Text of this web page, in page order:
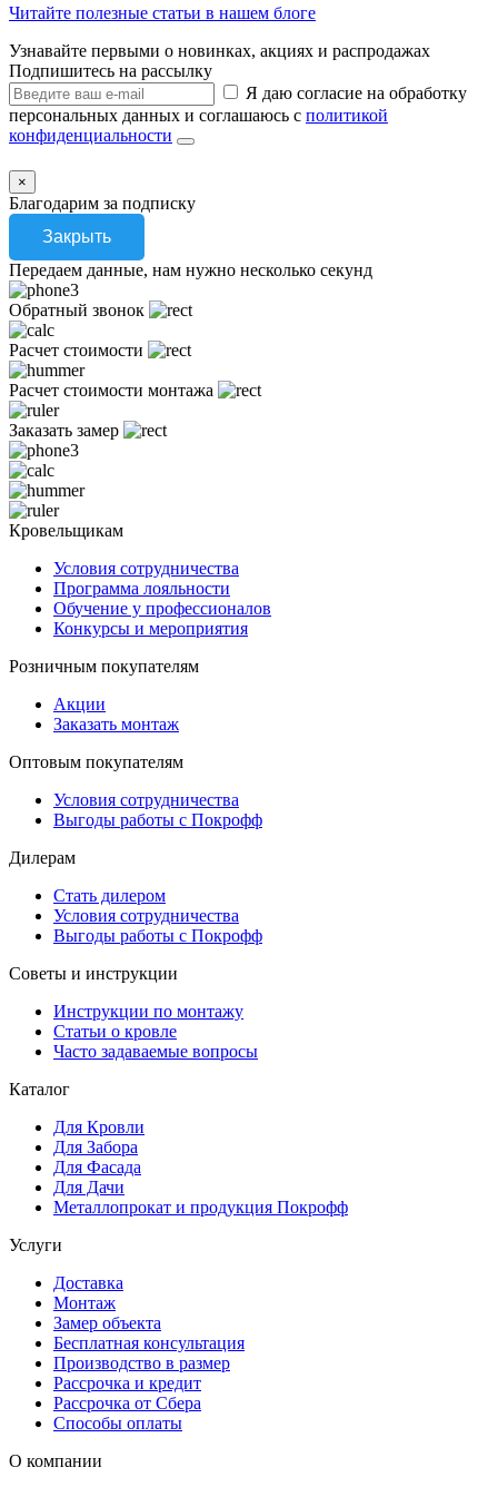
Читайте полезные статьи в нашем блоге
Узнавайте первыми о новинках, акциях и распродажах
Подпишитесь на рассылку
Я даю согласие на обработку
персональных данных и соглашаюсь с политикой
конфиденциальности
×
Благодарим за подписку
Закрыть
Передаем данные, нам нужно несколько секунд
Обратный звонок
Расчет стоимости
Расчет стоимости монтажа
Заказать замер
Кровельщикам
Условия сотрудничества
Программа лояльности
Обучение у профессионалов
Конкурсы и мероприятия
Розничным покупателям
Акции
Заказать монтаж
Оптовым покупателям
Условия сотрудничества
Выгоды работы с Покрофф
Дилерам
Стать дилером
Условия сотрудничества
Выгоды работы с Покрофф
Советы и инструкции
Инструкции по монтажу
Статьи о кровле
Часто задаваемые вопросы
Каталог
Для Кровли
Для Забора
Для Фасада
Для Дачи
Металлопрокат и продукция Покрофф
Услуги
Доставка
Монтаж
Замер объекта
Бесплатная консультация
Производство в размер
Рассрочка и кредит
Рассрочка от Сбера
Способы оплаты
О компании